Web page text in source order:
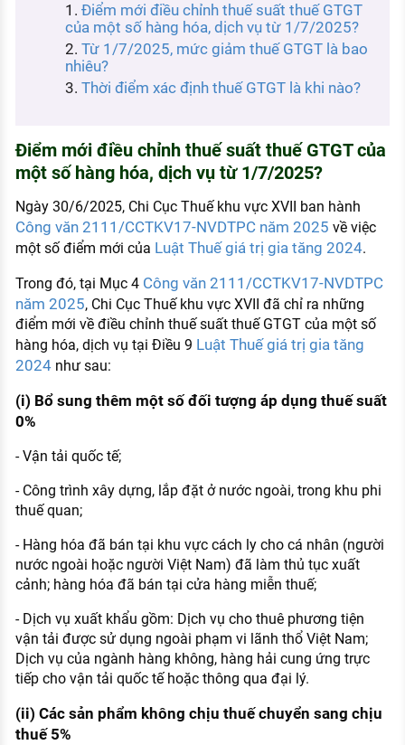
KHÁM PHÁ NGHỀ NGHIỆP
Tử vi nghề nghiệp
Kỹ năng nghề nghiệp
Đặc trưng từng nghề
Xu hướng việc làm
XÂY DỰNG VÀ PHÁT TRIỂN ĐỘI NGŨ
NHÂN SỰ
Điểm mới điều chỉnh thuế suất thuế GTGT
của một số hàng hóa, dịch vụ từ 1/7/2025?
Từ 1/7/2025, mức giảm thuế GTGT là bao
nhiêu?
Thời điểm xác định thuế GTGT là khi nào?
Điểm mới điều chỉnh thuế suất thuế GTGT của
một số hàng hóa, dịch vụ từ 1/7/2025?
Ngày 30/6/2025, Chi Cục Thuế khu vực XVII ban hành
Công văn 2111/CCTKV17-NVDTPC năm 2025 về việc
một số điểm mới của Luật Thuế giá trị gia tăng 2024.
Trong đó, tại Mục 4 Công văn 2111/CCTKV17-NVDTPC
năm 2025, Chi Cục Thuế khu vực XVII đã chỉ ra những
điểm mới về điều chỉnh thuế suất thuế GTGT của một số
hàng hóa, dịch vụ tại Điều 9 Luật Thuế giá trị gia tăng
2024như sau:
(i) Bổ sung thêm một số đối tượng áp dụng thuế suất
0%
- Vận tải quốc tế;
- Công trình xây dựng, lắp đặt ở nước ngoài, trong khu phi
thuế quan;
- Hàng hóa đã bán tại khu vực cách ly cho cá nhân (người
nước ngoài hoặc người Việt Nam) đã làm thủ tục xuất
cảnh; hàng hóa đã bán tại cửa hàng miễn thuế;
- Dịch vụ xuất khẩu gồm: Dịch vụ cho thuê phương tiện
vận tải được sử dụng ngoài phạm vi lãnh thổ Việt Nam;
Dịch vụ của ngành hàng không, hàng hải cung ứng trực
tiếp cho vận tải quốc tế hoặc thông qua đại lý.
(ii) Các sản phẩm không chịu thuế chuyển sang chịu
thuế 5%